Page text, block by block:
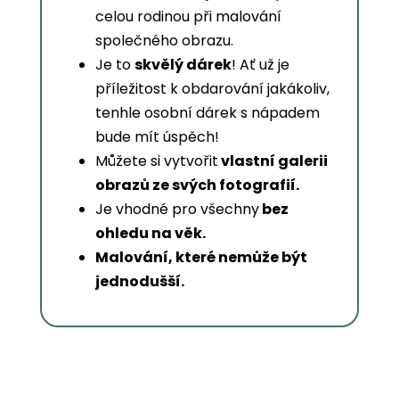
celou rodinou při malování
společného obrazu.
Je toskvělý dárek! Ať už je
příležitost k obdarování jakákoliv,
tenhle osobní dárek s nápadem
bude mít úspěch!
Můžete si vytvořitvlastní galerii
obrazů ze svých fotografií.
Je vhodné pro všechnybez
ohledu na věk.
Malování, které nemůže být
jednodušší.